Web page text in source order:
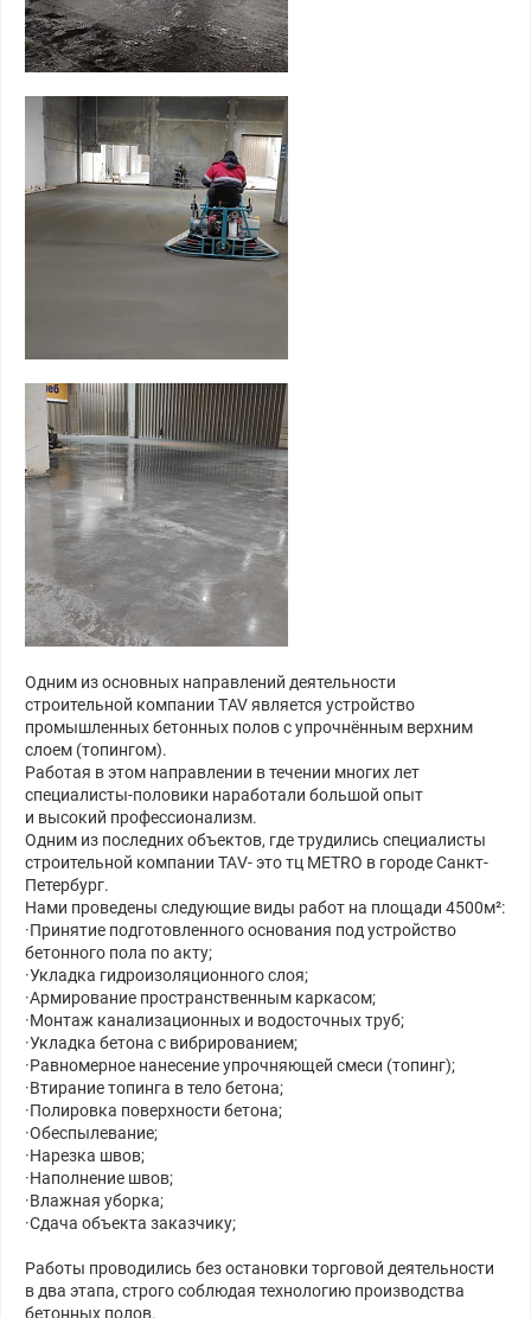
Одним из основных направлений деятельности
строительной компании ТAV является устройство
промышленных бетонных полов с упрочнённым верхним
слоем (топингом).
Работая в этом направлении в течении многих лет
специалисты-половики наработали большой опыт
и высокий профессионализм.
Одним из последних объектов, где трудились специалисты
строительной компании ТАV- это тц METRO в городе Санкт-
Петербург.
Нами проведены следующие виды работ на площади 4500м²:
·Принятие подготовленного основания под устройство
бетонного пола по акту;
·Укладка гидроизоляционного слоя;
·Армирование пространственным каркасом;
·Монтаж канализационных и водосточных труб;
·Укладка бетона с вибрированием;
·Равномерное нанесение упрочняющей смеси (топинг);
·Втирание топинга в тело бетона;
·Полировка поверхности бетона;
·Обеспылевание;
·Нарезка швов;
·Наполнение швов;
·Влажная уборка;
·Сдача объекта заказчику;
Работы проводились без остановки торговой деятельности
в два этапа, строго соблюдая технологию производства
бетонных полов.